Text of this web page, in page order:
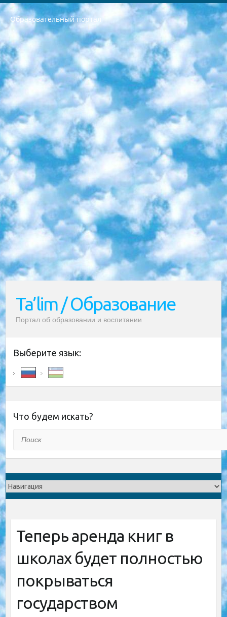
Образовательный портал
РЕСПУБЛИКА УЗБЕКИСТАН МИНИСТРЕРСТВО ДОШКОЛЬНОГО И ШКОЛЬНОГО ОБРАЗОВАНИЯ КОМАНДА в общеобразовательных учреждениях в 2023-2024 учебном году организация и проведение итоговой государственной аттестации обучающихся о Министра дошкольного и школьного образования Республики Узбекистан от 4 марта 2008 года (постановлением Минюста от 20 марта 2008 года № 1778 государственной регистрации) «Итоговое состояние учащихся общего среднего образования на основании положения об утверждении положения об аттестации общего среднего образования выпускной экзамен студентов в образовательных учреждениях в 2023-2024 учебном году В целях организации и прохождения аттестации приказываю: 1. Следующее: перечень предметов, по которым будет проводиться итоговая государственная аттестация и экзамен формы перевода согласно приложению 1; сертификаты международного образца, оценивающие уровень владения иностранными языками перечень согласно приложению 2; 2. Педагогический при специализированных образовательных учреждениях. научно-практический центр квалификации и международной оценки (Д.Давидова) 2024 г. До 25 марта: задания по предметам, по которым будет проводиться итоговая аттестация разработка и утверждение технических условий; итоговая аттестация на основании разработанного предметного задания разработка вопросов по предметам (устно и письменно), экзамен передача; общеобразовательные средние школы и специальные учебные заведения учащиеся выпускных классов школ и интернатов в агентской системе подготовка базы данных экзаменационных материалов и критериев оценки; перевод базы экзаменационных материалов на все языки обучения подать в Республиканский образовательный центр для изготовления; варианты экзаменов на основе разработанных контрольных материалов пусть будут поставлены задачи формирования. 3. Республиканский образовательный центр (Ш.Худайкулов) до 5 апреля 2024 года. до: база данных предоставленных экзаменационных материалов на все языки обучения перевод и экспертиза; для слепых, слабовидящих, глухих, слабослышащих и умственно отсталых детей учащиеся выпускных классов специализированных школ и школ-интернатов база данных экзаменационных материалов на всех преподаваемых языках подготовка критериев оценки; специализированные школы для умственно отсталых детей и технологии для учащихся выпускных классов школ-интернатов разработка соответствующих рекомендаций и критериев проведения ЕГЭ по естествознанию давать задания. 4. Педагогический при специализированных образовательных учреждениях. Научно-практический центр навыков и международной оценки (Д.Давидова), Республика образовательный центр (Худайкулов Ш.) итоговый государственный аттестационный экзамен ориентирован на творческое и логическое мышление при подготовке базы материалов учитывать введение заданий. 5. Следует отметить, что: сертификат государственного образца о знании общеобразовательного предмета и как минимум национальный уровень B1 по предметам на иностранных языках, указанным в Приложении 2. или международно признанный сертификат эквивалентного уровня студенты, изучающие определенный предмет, освобождаются от экзамена; по соответствующим предметам запланирована итоговая государственная аттестация за день до дня, путем жеребьевки Рабочей группой (в письменной форме по предметам, проводимым в форме) из числа сформированных вариантов выбрано 2 варианта; 2 выбранных варианта экзамена анонсированы на официальном сайте министерства и все выпускники по всей стране на основе этих вариантов проводит итоговую государственную аттестацию. 6. Государственное образование учащихся средних общеобразовательных учреждений. знания в соответствии с квалификационными требованиями, которые необходимо приобрести на основании стандартов итоговый (выпускной) контроль для 9 и 11 классов в целях тестирования Экзамены (далее – экзамены) состоят из предметов, перечисленных в приложении 1. будет сделано. 7. Экзамены пройдут с 26 мая по 15 июня 2024 г. (кроме науки физического воспитания). 8. Физическая для учащихся 9 классов общесредних образовательных учреждений. Экзамены по предмету «Образование, квалификация медицина» 1-6 мая 2024 года. сотрудники перевести под присмотр (с отклонениями в физическом или умственном развитии) специализированная школа для детей, школы-интернаты и со сколиозом школы-интернаты санаторного типа для больных детей исключены). 9. Он был слепым, слабовидящим и имел нарушения опорно-двигательного аппарата. экзамены в специализированных школах и интернатах для детей должны проводиться исходя из требований, предъявляемых к общеобразовательным учреждениям (физкультура кроме науки). 10. Специализированная школа для глухих и слабослышащих детей. и экзамены в интернатах и быть реализован в виде письменного теста по математике. 11. Специальность для умственно отсталых детей. Для 9 класса Родной язык и литературное письмо Государственный язык (язык обучения – узбекский). для неклассов) написано Математическое письмо Письменная/устная история Узбекистана Физическое воспитание практично Итоговый контроль Для 11 класса Написание родного языка и литературы (эссе) Математическое письмо Узбекский язык (обучение на узбекском языке) не посещающее общее среднее образование для учреждений)/Образовательное учреждение выбор письменный и устный Иностранный язык письменный/устный Письменная/устная история Узбекистана *По выбору студента:  Химия  Физика  Основы государственного права  География 10 бесплатных образовательных ресурсов - Мы составили подборку онлайн-проектов с интерактивными упражнениями, видеолекциями и статьями. Они помогут вам обрести новые и освежить старые знания бесплатно. 1. «ИНТУИТ» Старейшая образовательная площадка Рунета. Здесь вы найдёте сотни текстовых и видеокурсов на десятки различных тем — от программирования до психологии. Многие курсы подготовлены российскими университетами и крупными международными компаниями вроде Intel и Microsoft. Самостоятельное обучение бесплатное, но желающие могут оплатить услуги персональных наставников. 2. «Смартия» знакомит с актуальными профессиями и подсказывает, как им обучаться. Выбрав заинтересовавшую вас специальность — SMM-специалист, фотограф, веб-дизайнер или другую, — увидите список необходимых для неё умений. Чтобы вы могли освоить их самостоятельно, для каждого умения площадка отображает подборку ссылок на учебные материалы. Хотя «Смартия» ориентируется на русскоязычную аудиторию, часть контента всё же доступна только на английском. 3. «Лекторий Физтеха» Проект Московского физико-технического института (Физтеха). С его помощью вы можете смотреть онлайн серии лекций, записанные на видео в этом вузе. В числе доступных предметов — физика, биология, химия, информационные технологии и другие. К некоторым лекциям администрация ресурса прилагает готовые конспекты, которые можно скачивать в PDF-формате. 4. ITMOcourses Онлайн-площадка Санкт-Петербургского национального исследовательского университета информационных технологий, механики и оптики (ИТМО). Ресурс предоставляет свободный доступ к курсам, разработанным в этом вузе. Каталог материалов разбит на четыре категории: «Оптические системы и технологии», «Приборостроение и робототехника», «Информационные технологии» и «Биотехнологии». Курсы состоят из видеолекций, интерактивных демонстраций и заданий. 5. «КиберЛенинка» Электронная научная библиотека открытого доступа. Каталог площадки регулярно обрастает текстами статей из различных научных изданий. Сгруппированные по журналам и рубрикам публикации можно читать онлайн или скачивать целиком в PDF-формате. Проект нацелен на популяризацию науки за счёт открытого доступа к качественной информации. 6. «ПостНаука» На этом ресурсе публикуют подборки видеолекций, составленные экспертами из разных отраслей и объединённые общими темами. Среди них, к примеру, есть серии «Биоинформатика и геномика», «Культура средневековой Скандинавии» и Cinema Studies о теории кино. Каждая подборка лекций — логически связанная история, рассказанная экспертом от первого лица. Кроме того, на сайте появляются научно-образовательные статьи и тесты на разные темы. 7. «Newочём» Команда проекта «Newочём» отбирает самые интересные тексты из англоязычных СМИ и переводит те из них, за которые голосуют участники сообщества «ВКонтакте». По большей части это научно-популярные статьи. Редакторы придумывают лишь заголовки, в остальном содержание переводов соответствует оригиналам. Полные тексты можно читать прямо в социальной сети. 8. InternetUrok Онлайн-база материалов по основным дисциплинам школьной программы. Информация на сайте структурирована по классам, предметам и темам (урокам). Каждый урок состоит из видеолекций и конспектов. Есть также интерактивные тренажёры и тесты для закрепления пройденного материала. Даже если вы давно окончили школу, возможность повторить программу старших классов всегда может пригодиться. 9. Edutainme Ещё один ресурс об образовании. В отличие от Newtonew, как мне кажется, Edutainme больше ориентируется на представителей индустрии: педагогов, предпринимателей, разработчиков образовательных проектов. Но и любой, кто просто стремится к саморазвитию, найдёт на сайте много полезного и интересного для себя. Например, информацию о новых курсах и образовательных сервисах. 10. Newtonew Онлайн-медиа об образовании и обучении в широком смысле. Авторы Newtonew пишут об инструментах, заведениях, тактиках и стратегиях, которые помогают учить других и получать новые знания самостоятельно. На этой площадке вы найдёте новости, обзоры, аналитические мат
Ta’lim / Образование
Портал об образовании и воспитании
Выберите язык:
Что будем искать?
Теперь аренда книг в
школах будет полностью
покрываться
государством